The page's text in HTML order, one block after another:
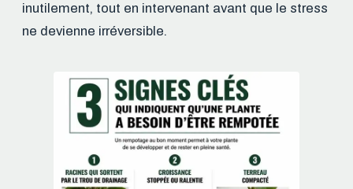
inutilement, tout en intervenant avant que le stress
ne devienne irréversible.